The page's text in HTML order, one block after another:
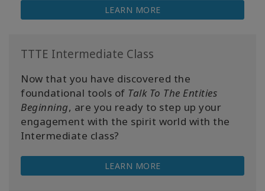
LEARN MORE
TTTE Intermediate Class
Now that you have discovered the
foundational tools of Talk To The Entities
Beginning, are you ready to step up your
engagement with the spirit world with the
Intermediate class?
LEARN MORE